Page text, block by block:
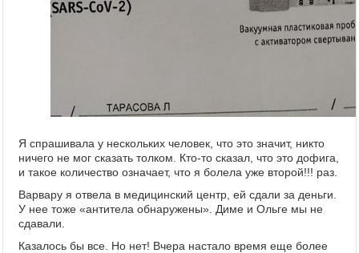
Я спрашивала у нескольких человек, что это значит, никто
ничего не мог сказать толком. Кто-то сказал, что это дофига,
и такое количество означает, что я болела уже второй!!! раз.
Варвару я отвела в медицинский центр, ей сдали за деньги.
У нее тоже «антитела обнаружены». Диме и Ольге мы не
сдавали.
Казалось бы все. Но нет! Вчера настало время еще более